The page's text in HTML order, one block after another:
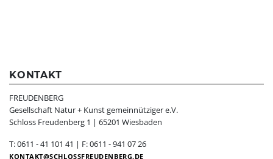
KONTAKT
FREUDENBERG
Gesellschaft Natur + Kunst gemeinnütziger e.V.
Schloss Freudenberg 1 | 65201 Wiesbaden
T: 0611 - 41 101 41 | F: 0611 - 941 07 26
KONTAKT SCHLOSSFREUDENBERG.DE